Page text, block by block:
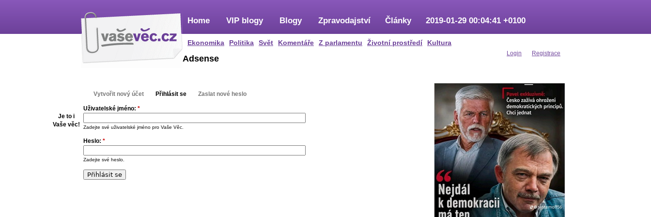
Home
Ekonomika Politika Svět Komentáře Z parlamentu Životní prostředí Kultura
VIP blogy Blogy Zpravodajství Články 2019-01-29 00:04:41 +0100
Login Registrace
Je to i
Vaše věc!
Adsense
Vytvořit nový účet Přihlásit se Zaslat nové heslo
Uživatelské jméno: *
Zadejte své uživatelské jméno pro Vaše Věc.
Heslo: *
Zadejte své heslo.